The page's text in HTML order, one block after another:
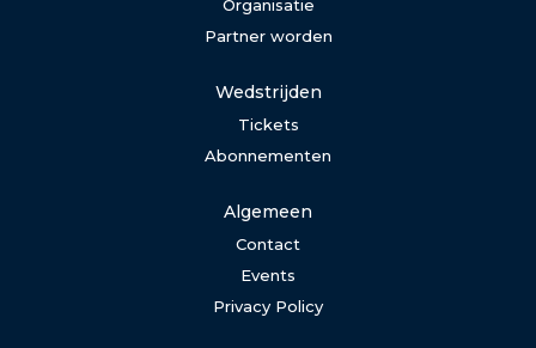
Organisatie
Partner worden
Wedstrijden
Tickets
Abonnementen
Algemeen
Contact
Events
Privacy Policy